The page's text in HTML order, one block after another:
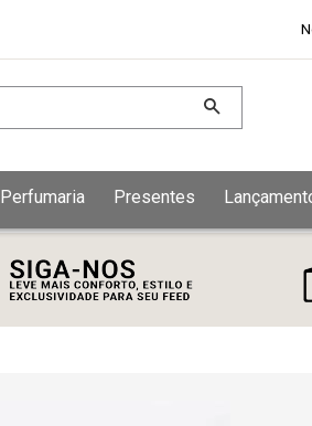
Perfumaria Presentes